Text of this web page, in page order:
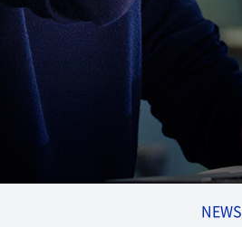
NEWS